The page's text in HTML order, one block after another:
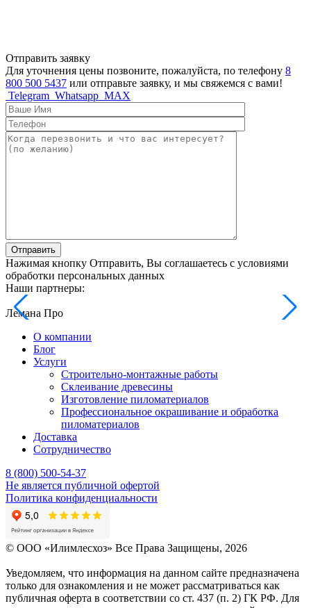
Отправить заявку
Для уточнения цены позвоните, пожалуйста, по телефону 8
800 500 5437 или отправьте заявку, и мы свяжемся с вами!
Telegram Whatsapp MAX
Отправить
Нажимая кнопку Отправить, Вы соглашаетесь с условиями
обработки персональных данных
Наши партнеры:
Лемана Про
О компании
Блог
Услуги
Строительно-монтажные работы
Склеивание древесины
Изготовление пиломатериалов
Профессиональное окрашивание и обработка
пиломатериалов
Доставка
Сотрудничество
8 (800) 500-54-37
Не является публичной офертой
Политика конфиденциальности
© OOO «Илимлесхоз» Все Права Защищены, 2026
Уведомляем, что информация на данном сайте предназначена
только для ознакомления и не может рассматриваться как
публичная оферта в соответствии со ст. 437 (п. 2) ГК РФ. Для